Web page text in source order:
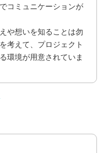
コミュニケーションが
や想いを知ることは勿
考えて、プロジェクト
環境が用意されていま